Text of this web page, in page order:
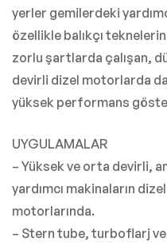
yerler gemilerdeki
özellikle balıkçı
zorlu şartlarda çalışan,
devirli dizel motorlarda
yüksek performans
UYGULAMALAR
– Yüksek ve orta devirli,
yardımcı makinaların dizel
motorlarında.
– Stern tube, turboflarj ve